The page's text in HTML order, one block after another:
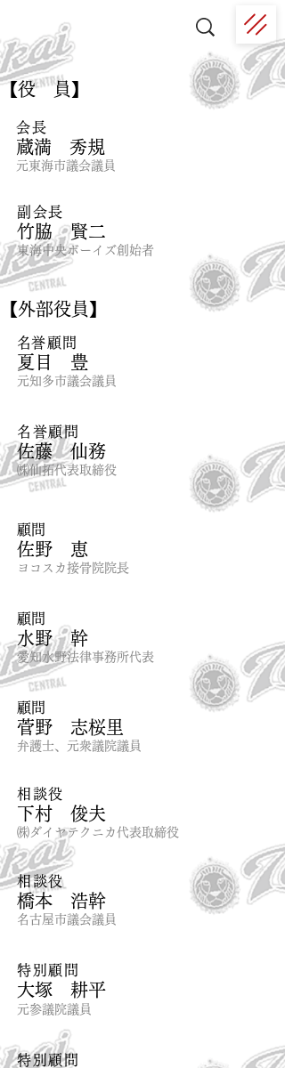
​【役 員】
会長
蔵満 秀規
元東海市議会議員
副会長
​竹脇 賢二
​東海中央ボーイズ創始者
​【外部役員】
​名誉顧問
​夏目 豊
元​知多市議会議員
名誉顧問​
佐藤 仙務
㈱仙拓代表取締役
​顧問
​佐野 恵
ヨコスカ接骨院院長
​顧問
水野 幹
愛知水野法律事務所代表
​顧問
菅野 志桜里
弁護士、元衆議院議員
相談役
下村 俊夫
㈱ダイヤテクニカ代表取締役
相談役
橋本 浩幹
名古屋市議会議員
特別顧問
大塚 耕平
元参議院議員
特別顧問